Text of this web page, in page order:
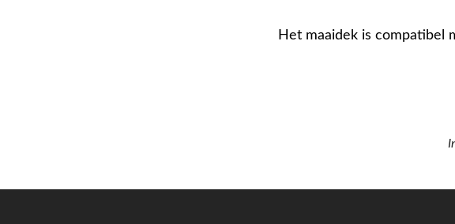
Het maaidek is compatibel